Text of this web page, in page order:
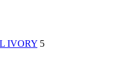
IVORY 5